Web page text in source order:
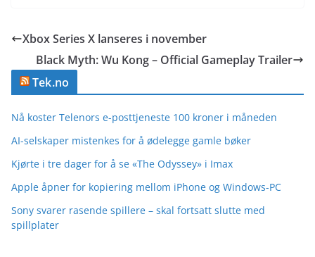
Xbox Series X lanseres i november
Black Myth: Wu Kong – Official Gameplay Trailer
Tek.no
Nå koster Telenors e-posttjeneste 100 kroner i måneden
AI-selskaper mistenkes for å ødelegge gamle bøker
Kjørte i tre dager for å se «The Odyssey» i Imax
Apple åpner for kopiering mellom iPhone og Windows-PC
Sony svarer rasende spillere – skal fortsatt slutte med
spillplater